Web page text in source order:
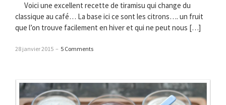
Voici une excellent recette de tiramisu qui change du
classique au café… La base ici ce sont les citrons…. un fruit
que l’on trouve facilement en hiver et qui ne peut nous […]
28 janvier 2015 – 5 Comments